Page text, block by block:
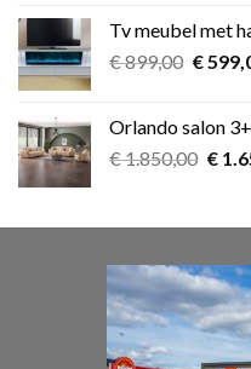
€ 39,00.
Tv meubel met
€899,00
€
€
Orlando salon
€1.850,00
€
€